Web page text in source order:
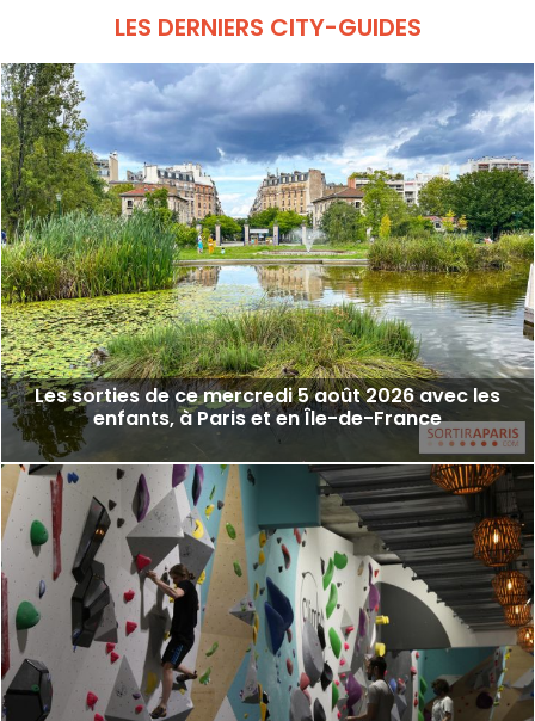
LES DERNIERS CITY-GUIDES
Les sorties de ce mercredi 5 août 2026 avec les
enfants, à Paris et en Île-de-France